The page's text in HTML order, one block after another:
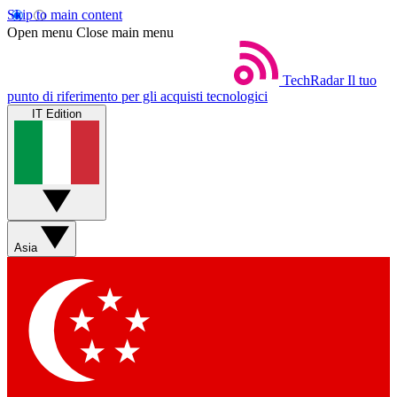
Skip to main content
Open menu Close main menu
TechRadar Il tuo
punto di riferimento per gli acquisti tecnologici
IT Edition
Asia